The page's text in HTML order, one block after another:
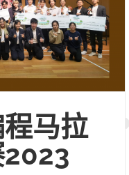
马拉